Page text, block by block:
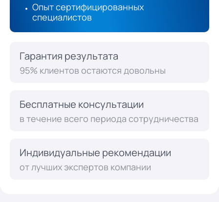
Опыт сертифицированных
специалистов
Гарантия результата
95% клиентов остаются довольны
Бесплатные консультации
в течение всего периода сотрудничества
Индивидуальные рекомендации
от лучших экспертов компании